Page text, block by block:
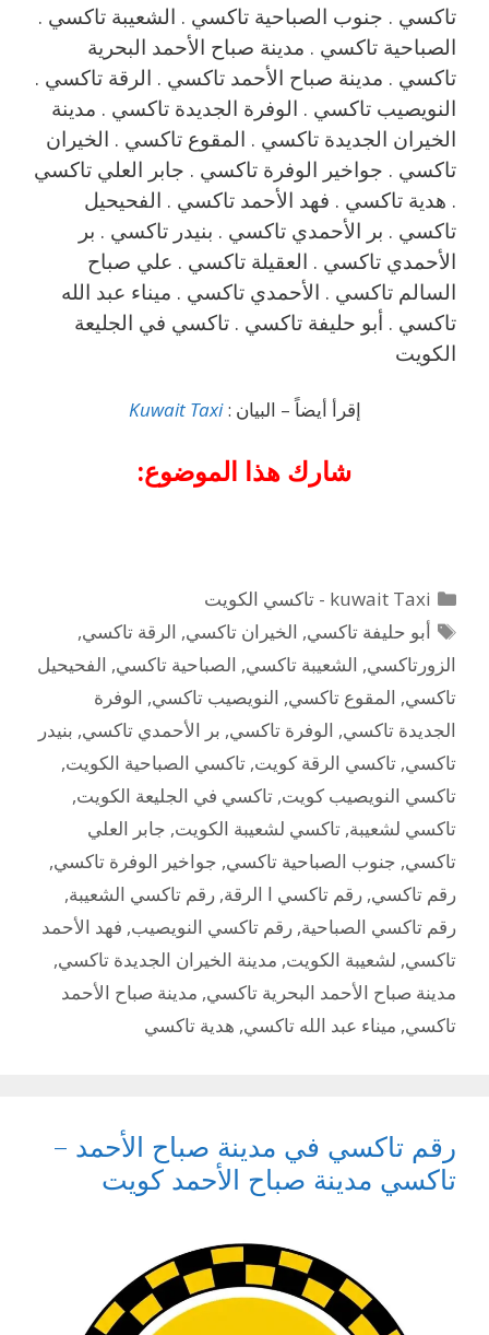
تاكسي . جنوب الصباحية تاكسي . الشعيبة تاكسي .
الصباحية تاكسي . مدينة صباح الأحمد البحرية
تاكسي . مدينة صباح الأحمد تاكسي . الرقة تاكسي .
النويصيب تاكسي . الوفرة الجديدة تاكسي . مدينة
الخيران الجديدة تاكسي . المقوع تاكسي . الخيران
تاكسي . جواخير الوفرة تاكسي . جابر العلي تاكسي
. هدية تاكسي . فهد الأحمد تاكسي . الفحيحيل
تاكسي . بر الأحمدي تاكسي . بنيدر تاكسي . بر
الأحمدي تاكسي . العقيلة تاكسي . علي صباح
السالم تاكسي . الأحمدي تاكسي . ميناء عبد الله
تاكسي . أبو حليفة تاكسي . تاكسي في الجليعة
الكويت
إقرأ أيضاً – البيان :Kuwait Taxi
شارك هذا الموضوع:
التصنيفات
kuwait Taxi - تاكسي الكويت
الوسوم
أبو حليفة تاكسي, الخيران تاكسي, الرقة تاكسي,
الزورتاكسي, الشعيبة تاكسي, الصباحية تاكسي, الفحيحيل
تاكسي, المقوع تاكسي, النويصيب تاكسي, الوفرة
الجديدة تاكسي, الوفرة تاكسي, بر الأحمدي تاكسي, بنيدر
تاكسي, تاكسي الرقة كويت, تاكسي الصباحية الكويت,
تاكسي النويصيب كويت, تاكسي في الجليعة الكويت,
تاكسي لشعيبة, تاكسي لشعيبة الكويت, جابر العلي
تاكسي, جنوب الصباحية تاكسي, جواخير الوفرة تاكسي,
رقم تاكسي, رقم تاكسي ا الرقة, رقم تاكسي الشعيبة,
رقم تاكسي الصباحية, رقم تاكسي النويصيب, فهد الأحمد
تاكسي, لشعيبة الكويت, مدينة الخيران الجديدة تاكسي,
مدينة صباح الأحمد البحرية تاكسي, مدينة صباح الأحمد
تاكسي, ميناء عبد الله تاكسي, هدية تاكسي
رقم تاكسي في مدينة صباح الأحمد –
تاكسي مدينة صباح الأحمد كويت